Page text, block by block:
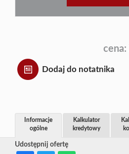
cena:
Dodaj do notatnika
Udostępnij ofertę
Informacje
ogólne
Kalkulator
kredytowy